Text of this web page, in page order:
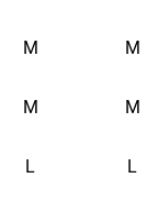
M M
M M
L L